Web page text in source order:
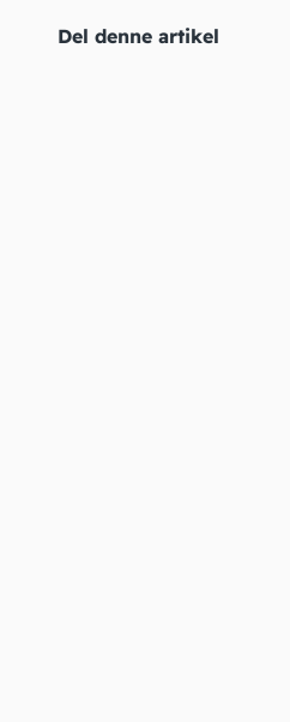
Del denne artikel